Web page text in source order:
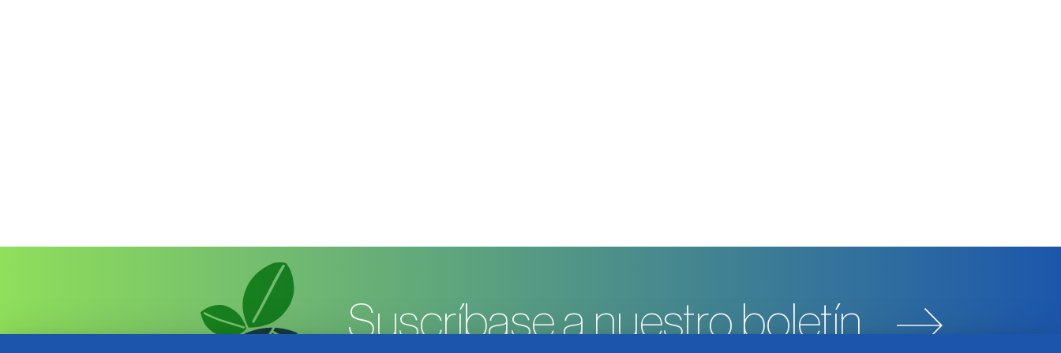
Suscríbase a nuestro boletín